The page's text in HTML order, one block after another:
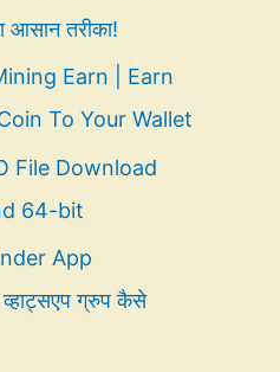
आसान तरीका!
Earn | Earn
To Your Wallet
File Download
64-bit
App
ग्रुप कैसे